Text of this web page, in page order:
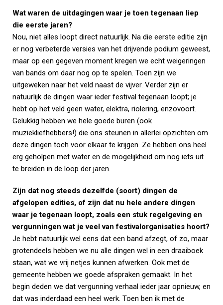
Wat waren de uitdagingen waar je toen tegenaan liep
die eerste jaren?
Nou, niet alles loopt direct natuurlijk. Na die eerste editie zijn
er nog verbeterde versies van het drijvende podium geweest,
maar op een gegeven moment kregen we echt weigeringen
van bands om daar nog op te spelen. Toen zijn we
uitgeweken naar het veld naast de vijver. Verder zijn er
natuurlijk de dingen waar ieder festival tegenaan loopt; je
hebt op het veld geen water, elektra, riolering, enzovoort.
Gelukkig hebben we hele goede buren (ook
muziekliefhebbers!) die ons steunen in allerlei opzichten om
deze dingen toch voor elkaar te krijgen. Ze hebben ons heel
erg geholpen met water en de mogelijkheid om nog iets uit
te breiden in de loop der jaren.
Zijn dat nog steeds dezelfde (soort) dingen de
afgelopen edities, of zijn dat nu hele andere dingen
waar je tegenaan loopt, zoals een stuk regelgeving en
vergunningen wat je veel van festivalorganisaties hoort?
Je hebt natuurlijk wel eens dat een band afzegt, of zo, maar
grotendeels hebben we nu alle dingen wel in een draaiboek
staan, wat we vrij netjes kunnen afwerken. Ook met de
gemeente hebben we goede afspraken gemaakt. In het
begin deden we dat vergunning verhaal ieder jaar opnieuw, en
dat was inderdaad een heel werk. Toen ben ik met de